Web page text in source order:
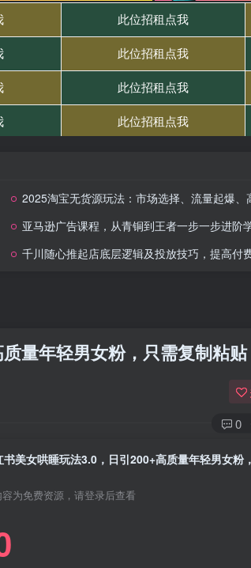
2025淘宝无货源玩法：市场选择、流量起爆、高利润选品，单店月
亚马逊广告课程，从青铜到王者一步一步进阶
千川随心推起店底层逻辑及投放技巧，提高付费转化率
量年轻男女粉，只需复制粘
0
容为免费资源，请登录后查看